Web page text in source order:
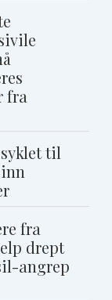
fra
til
fra
drept
angrep